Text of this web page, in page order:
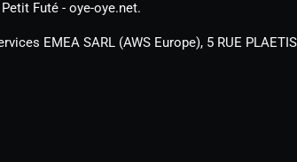
Petit Futé - oye-oye.net.
EMEA SARL (AWS Europe), 5 RUE